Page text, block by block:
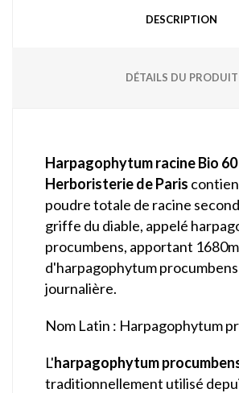
DESCRIPTION
DÉTAILS DU PRODUIT
Harpagophytum racine Bio
Herboristerie de Paris
poudre totale de racine
griffe du diable, appelé
procumbens, apportant
d'harpagophytum
journalière.
Nom Latin : Harpagophytum
L'harpagophytum
traditionnellement utilisé